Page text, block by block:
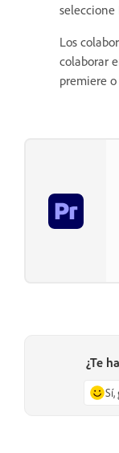
seleccione
Los
colaborar
premiere
¿Te
Sí,